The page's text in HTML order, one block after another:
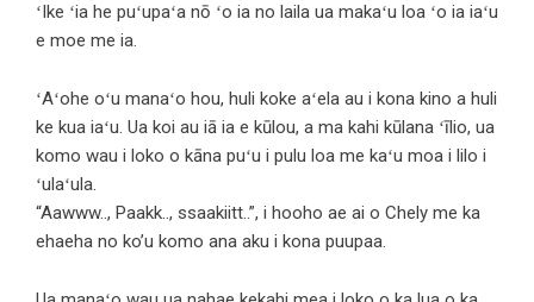
ʻIke ʻia he puʻupaʻa nō ʻo ia no laila ua makaʻu loa ʻo ia iaʻu
e moe me ia.
ʻAʻohe oʻu manaʻo hou, huli koke aʻela au i kona kino a huli
ke kua iaʻu. Ua koi au iā ia e kūlou, a ma kahi kūlana ʻīlio, ua
komo wau i loko o kāna puʻu i pulu loa me kaʻu moa i lilo i
ʻulaʻula.
“Aawww.., Paakk.., ssaakiitt..”, i hooho ae ai o Chely me ka
ehaeha no ko’u komo ana aku i kona puupaa.